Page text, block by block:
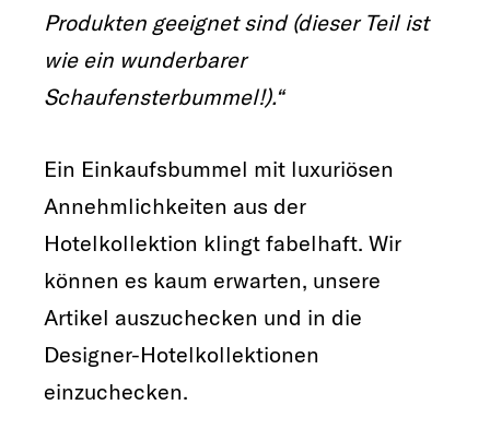
Produkten geeignet sind (dieser Teil ist
wie ein wunderbarer
Schaufensterbummel!).“
Ein Einkaufsbummel mit luxuriösen
Annehmlichkeiten aus der
Hotelkollektion klingt fabelhaft. Wir
können es kaum erwarten, unsere
Artikel auszuchecken und in die
Designer-Hotelkollektionen
einzuchecken.